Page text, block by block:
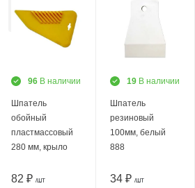
96 В наличии
Шпатель
обойный
пластмассовый
280 мм, крыло
82 ₽ /ШТ
19 В наличии
Шпатель
резиновый
100мм, белый
888
34 ₽ /ШТ